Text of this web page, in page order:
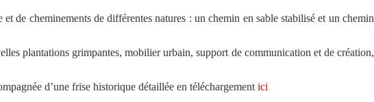
de cheminements de différentes natures : un chemin en sable stabilisé et un chemin
plantations grimpantes, mobilier urbain, support de communication et de création,
d’une frise historique détaillée en téléchargement ici